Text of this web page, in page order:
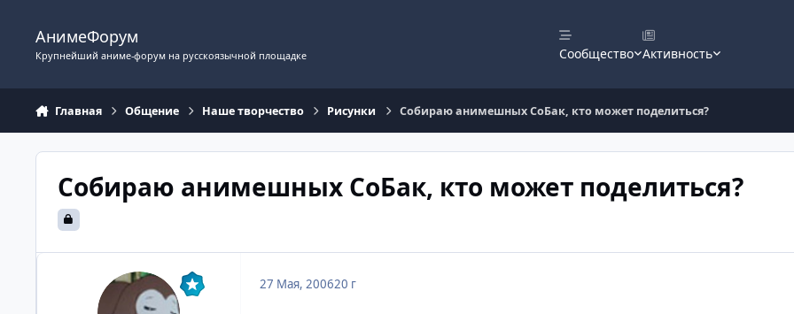
АнимеФорум
Крупнейший аниме-форум на русскоязычной площадке Сообщество Активность
Главная Общение Наше творчество Рисунки Cобираю анимешных СоБак, кто может поделиться?
Cобираю анимешных СоБак, кто может поделиться?
27 Мая, 200620 г